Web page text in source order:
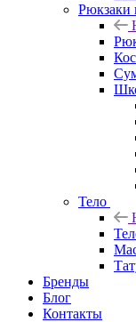
Рюкзаки
Тело
Бренды
Блог
Контакты